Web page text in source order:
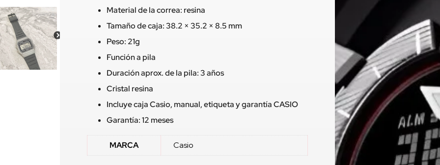
Material de la correa: resina
Tamaño de caja: 38.2 × 35.2 × 8.5 mm
Peso: 21g
Función a pila
Duración aprox. de la pila: 3 años
Cristal resina
Incluye caja Casio, manual, etiqueta y garantía CASIO
Garantía: 12 meses
MARCA Casio